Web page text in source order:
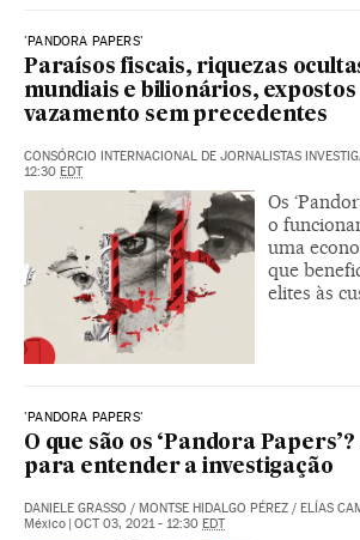
'PANDORA PAPERS'
Paraísos fiscais, riquezas
mundiais e bilionários, expostos
vazamento sem precedentes
CONSÓRCIO INTERNACIONAL DE JORNALISTAS
12:30 EDT
Os
o
uma
que
elites às
'PANDORA PAPERS'
O que são os ‘Pandora Papers’?
para entender a investigação
DANIELE GRASSO / MONTSE HIDALGO PÉREZ / ELÍAS
México | OCT 03, 2021 - 12:30 EDT